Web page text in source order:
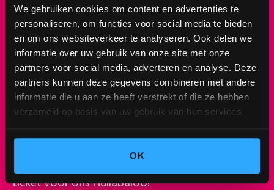
We gebruiken cookies om content en advertenties te
personaliseren, om functies voor social media te bieden
en om ons websiteverkeer te analyseren. Ook delen we
informatie over uw gebruik van onze site met onze
partners voor social media, adverteren en analyse. Deze
partners kunnen deze gegevens combineren met andere
informatie die u aan ze heeft verstrekt of die ze hebben
verzameld op basis van uw gebruik van hun services.
OK
Een heel weekend lang genieten van muziek,
nieuwe ontdekkingen en de leukste mensen. De
warme zomerzon die schittert tussen de bomen
en op je gezicht schijnt, kun je het al voelen? Wij
wel. Met een prachtige selectie van artiesten uit
binnen- en buitenland belooft dit een editie te
worden om nooit te vergeten.
Schrijf je nu in voor de pre-registratieom
toegang te krijgen tot de exclusieve pre-sale. Zo
ben jij als eerste verzekerd van het goedkoopste
ticket voor ons Hullabaloo!